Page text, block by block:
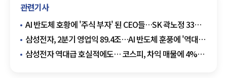
관련기사
AI 반도체 호황에 '주식 부자' 된 CEO들…SK 곽노정 33배·
삼성 노태문 20배
삼성전자, 2분기 영업익 89.4조…AI 반도체 훈풍에 '역대
최대'
삼성전자 역대급 호실적에도… 코스피, 차익 매물에 4%대